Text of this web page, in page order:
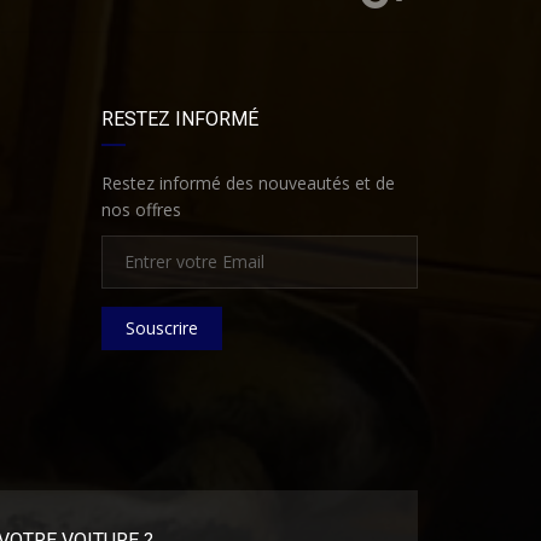
RESTEZ INFORMÉ
Restez informé des nouveautés et de
nos offres
Souscrire